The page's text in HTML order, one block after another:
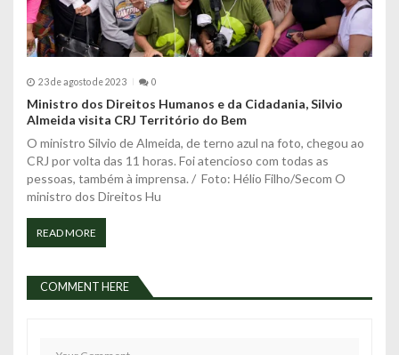
23 de agosto de 2023 0
Ministro dos Direitos Humanos e da Cidadania, Silvio
Almeida visita CRJ Território do Bem
O ministro Silvio de Almeida, de terno azul na foto, chegou ao
CRJ por volta das 11 horas. Foi atencioso com todas as
pessoas, também à imprensa. / Foto: Hélio Filho/Secom O
ministro dos Direitos Hu
READ MORE
COMMENT HERE